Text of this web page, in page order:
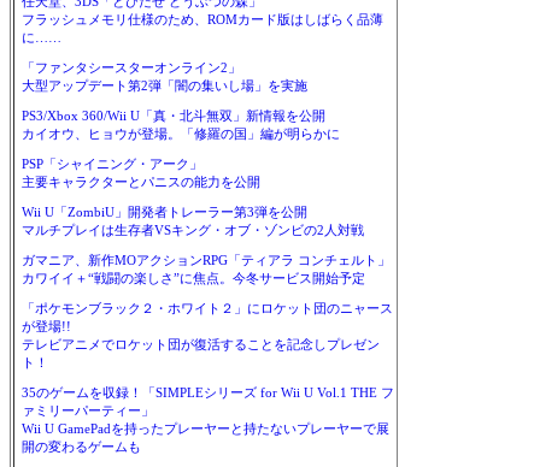
フラッシュメモリ仕様のため、ROMカード版はしばらく品薄
に……
「ファンタシースターオンライン2」
大型アップデート第2弾「闇の集いし場」を実施
PS3/Xbox 360/Wii U「真・北斗無双」新情報を公開
カイオウ、ヒョウが登場。「修羅の国」編が明らかに
PSP「シャイニング・アーク」
主要キャラクターとパニスの能力を公開
Wii U「ZombiU」開発者トレーラー第3弾を公開
マルチプレイは生存者VSキング・オブ・ゾンビの2人対戦
ガマニア、新作MOアクションRPG「ティアラ コンチェルト」
カワイイ＋“戦闘の楽しさ”に焦点。今冬サービス開始予定
「ポケモンブラック２・ホワイト２」にロケット団のニャース
が登場!!
テレビアニメでロケット団が復活することを記念しプレゼン
ト！
35のゲームを収録！「SIMPLEシリーズ for Wii U Vol.1 THE フ
ァミリーパーティー」
Wii U GamePadを持ったプレーヤーと持たないプレーヤーで展
開の変わるゲームも